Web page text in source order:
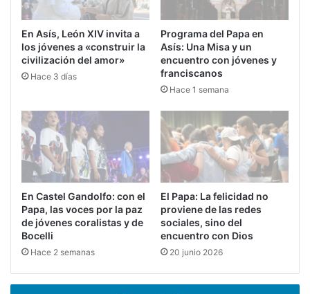
En Asís, León XIV invita a
los jóvenes a «construir la
civilización del amor»
Hace 3 días
Programa del Papa en
Asís: Una Misa y un
encuentro con jóvenes y
franciscanos
Hace 1 semana
En Castel Gandolfo: con el
Papa, las voces por la paz
de jóvenes coralistas y de
Bocelli
Hace 2 semanas
El Papa: La felicidad no
proviene de las redes
sociales, sino del
encuentro con Dios
20 junio 2026